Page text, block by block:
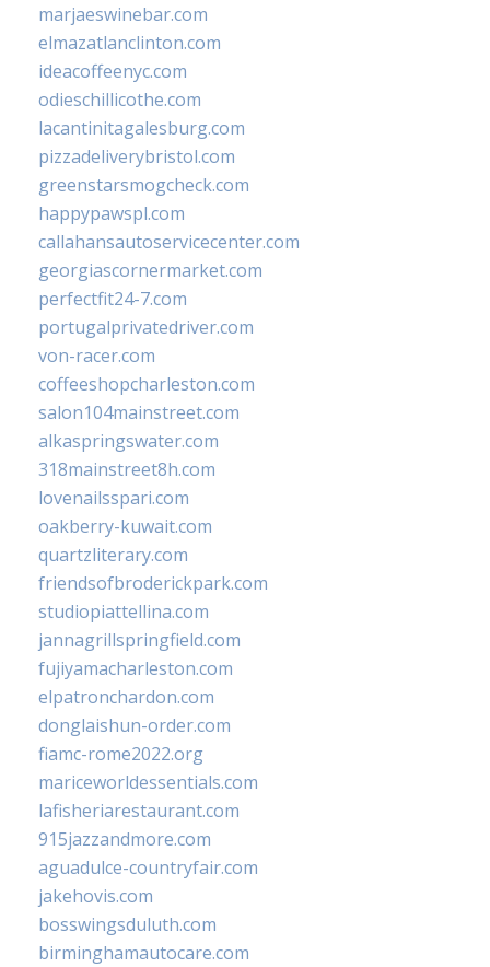
marjaeswinebar.com
elmazatlanclinton.com
ideacoffeenyc.com
odieschillicothe.com
lacantinitagalesburg.com
pizzadeliverybristol.com
greenstarsmogcheck.com
happypawspl.com
callahansautoservicecenter.com
georgiascornermarket.com
perfectfit24-7.com
portugalprivatedriver.com
von-racer.com
coffeeshopcharleston.com
salon104mainstreet.com
alkaspringswater.com
318mainstreet8h.com
lovenailsspari.com
oakberry-kuwait.com
quartzliterary.com
friendsofbroderickpark.com
studiopiattellina.com
jannagrillspringfield.com
fujiyamacharleston.com
elpatronchardon.com
donglaishun-order.com
fiamc-rome2022.org
mariceworldessentials.com
lafisheriarestaurant.com
915jazzandmore.com
aguadulce-countryfair.com
jakehovis.com
bosswingsduluth.com
birminghamautocare.com